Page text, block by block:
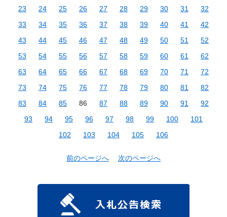
23
24 25 26 27 28 29 30 31
32
33
34 35 36 37 38 39 40 41
42
43
44 45 46 47 48 49 50 51
52
53
54 55 56 57 58 59 60 61
62
63
64 65 66 67 68 69 70 71
72
73
74 75 76 77 78 79 80 81
82
83
84 85 86 87 88 89 90 91
92
93
94 95 96 97 98 99 100
101
102
103 104 105 106
前のページへ 次のページへ